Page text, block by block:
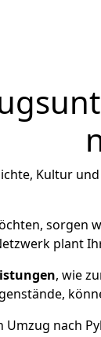
Kultur
sorgen
plant
, wie
nach